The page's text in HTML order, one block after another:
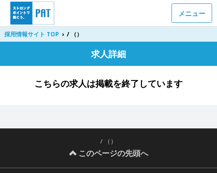
メニュー
採用情報サイト TOP › / （）
求人詳細
こちらの求人は掲載を終了しています
/ （）
このページの先頭へ